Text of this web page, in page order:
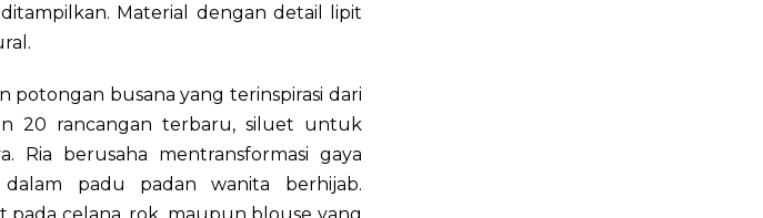
Material dengan detail lipit
busana yang terinspirasi dari
20 rancangan terbaru, siluet untuk
Ria berusaha mentransformasi gaya
padu padan wanita berhijab.